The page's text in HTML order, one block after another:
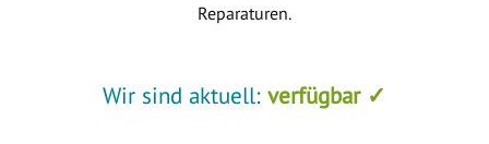
Reparaturen.
Wir sind aktuell: verfügbar ✓